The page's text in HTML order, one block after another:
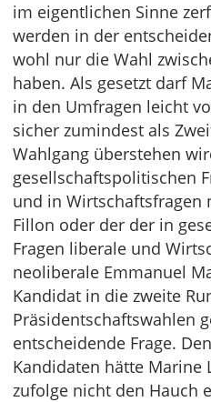
im eigentlichen Sinne
werden in der
wohl nur die Wahl
haben. Als gesetzt darf
in den Umfragen leicht
sicher zumindest als
Wahlgang überstehen
gesellschaftspolitischen
und in Wirtschaftsfragen
Fillon oder der der in
Fragen liberale und
neoliberale Emmanuel
Kandidat in die zweite
Präsidentschaftswahlen
entscheidende Frage.
Kandidaten hätte Marine
zufolge nicht den Hauch